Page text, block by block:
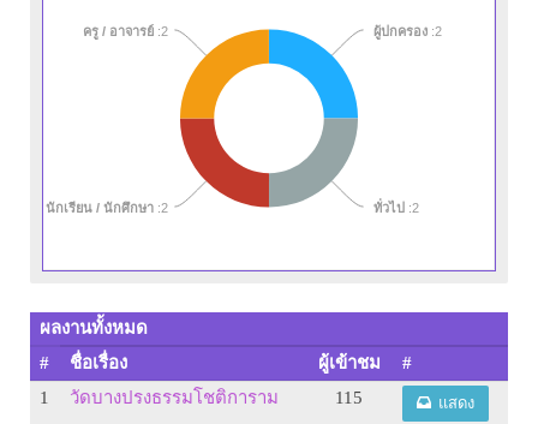
ผู้ปกครอง :2
ทั่วไป :2
นักเรียน / นักศึกษา :2
ครู / อาจารย์ :2
ผลงานทั้งหมด
#
ชื่อเรื่อง ผู้เข้าชม
#
1
วัดบางปรงธรรมโชติการาม 115 แสดง